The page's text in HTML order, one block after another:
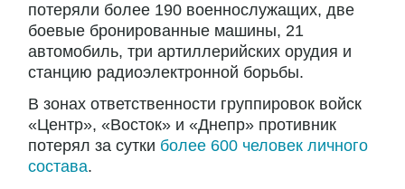
потеряли более 190 военнослужащих, две
боевые бронированные машины, 21
автомобиль, три артиллерийских орудия и
станцию радиоэлектронной борьбы.
В зонах ответственности группировок войск
«Центр», «Восток» и «Днепр» противник
потерял за сутки более 600 человек личного
состава.